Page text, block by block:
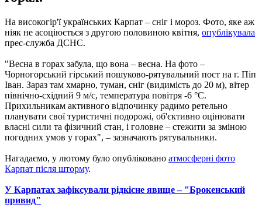
На високогір'ї українських Карпат – сніг і мороз. Фото, яке аж
ніяк не асоціюється з другою половиною квітня, опублікувала
прес-служба ДСНС.
"Весна в горах забула, що вона – весна. На фото –
Чорногорський гірський пошуково-рятувальний пост на г. Піп
Іван. Зараз там хмарно, туман, сніг (видимість до 20 м), вітер
північно-східний 9 м/с, температура повітря -6 °С.
Прихильникам активного відпочинку радимо ретельно
планувати свої туристичні подорожі, об'єктивно оцінювати
власні сили та фізичний стан, і головне – стежити за зміною
погодних умов у горах", – зазначають рятувальники.
Нагадаємо, у лютому було опубліковано атмосферні фото
Карпат після шторму.
У Карпатах зафіксували рідкісне явище – "Брокенський
привид"